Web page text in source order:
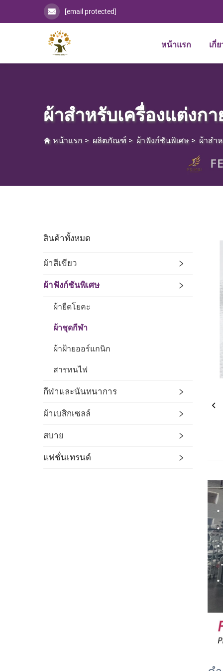
[email protected]
หน้าแรก เกี่
ผ้าสำหรับเครื่องแต่งก
หน้าแรก > ผลิตภัณฑ์ > ผ้าฟังก์ชันพิเศษ > ผ้าสำ
สินค้าทั้งหมด
ผ้าสีเขียว
ผ้าฟังก์ชันพิเศษ
ผ้ายืดโยคะ
ผ้าชุดกีฬา
ผ้าฝ้ายออร์แกนิก
สารทนไฟ
กีฬาและนันทนาการ
ผ้าเบสิกเซลล์
สบาย
แฟชั่นเทรนด์